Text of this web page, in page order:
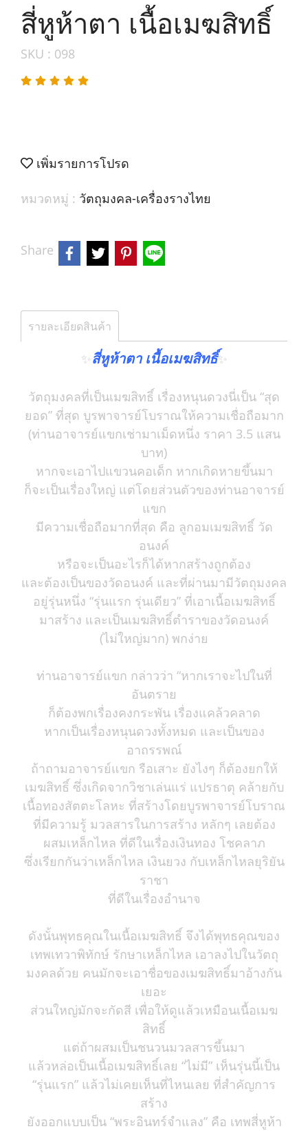
สี่หูห้าตา เนื้อเมฆสิทธิ์
SKU : 098
เพิ่มรายการโปรด
หมวดหมู่ : วัตถุมงคล-เครื่องรางไทย
Share
รายละเอียดสินค้า
✨สี่หูห้าตา เนื้อเมฆสิทธิ์✨
วัตถุมงคลที่เป็นเมฆสิทธิ์ เรื่องหนุนดวงนี่เป็น “สุด
ยอด” ที่สุด บูรพาจารย์โบราณให้ความเชื่อถือมาก
(ท่านอาจารย์แขกเช่ามาเม็ดหนึ่ง ราคา 3.5 แสน
บาท)
หากจะเอาไปแขวนคอเด็ก หากเกิดหายขึ้นมา
ก็จะเป็นเรื่องใหญ่ แต่โดยส่วนตัวของท่านอาจารย์
แขก
มีความเชื่อถือมากที่สุด คือ ลูกอมเมฆสิทธิ์ วัด
อนงค์
หรือจะเป็นอะไรก็ได้หากสร้างถูกต้อง
และต้องเป็นของวัดอนงค์ และที่ผ่านมามีวัตถุมงคล
อยู่รุ่นหนึ่ง “รุ่นแรก รุ่นเดียว” ที่เอาเนื้อเมฆสิทธิ์
มาสร้าง และเป็นเมฆสิทธิ์ตำราของวัดอนงค์
(ไม่ใหญ่มาก) พกง่าย
ท่านอาจารย์แขก กล่าวว่า “หากเราจะไปในที่
อันตราย
ก็ต้องพกเรื่องคงกระพัน เรื่องแคล้วคลาด
หากเป็นเรื่องหนุนดวงทั้งหมด และเป็นของ
อาถรรพณ์
ถ้าถามอาจารย์แขก รือเสาะ ยังไงๆ ก็ต้องยกให้
เมฆสิทธิ์ ซึ่งเกิดจากวิชาเล่นแร่ แปรธาตุ คล้ายกับ
เนื้อทองสัตตะโลหะ ที่สร้างโดยบูรพาจารย์โบราณ
ที่มีความรู้ มวลสารในการสร้าง หลักๆ เลยต้อง
ผสมเหล็กไหล ที่ดีในเรื่องเงินทอง โชคลาภ
ซึ่งเรียกกันว่าเหล็กไหล เงินยวง กับเหล็กไหลยุริยัน
ราชา
ที่ดีในเรื่องอำนาจ
ดังนั้นพุทธคุณในเนื้อเมฆสิทธิ์ จึงได้พุทธคุณของ
เทพเทวาพิทักษ์ รักษาเหล็กไหล เอาลงไปในวัตถุ
มงคลด้วย คนมักจะเอาชื่อของเมฆสิทธิ์มาอ้างกัน
เยอะ
ส่วนใหญ่มักจะกัดสี เพื่อให้ดูแล้วเหมือนเนื้อเมฆ
สิทธิ์
แต่ถ้าผสมเป็นชนวนมวลสารขึ้นมา
แล้วหล่อเป็นเนื้อเมฆสิทธิ์เลย “ไม่มี” เห็นรุ่นนี้เป็น
“รุ่นแรก” แล้วไม่เคยเห็นที่ไหนเลย ที่สำคัญการ
สร้าง
ยังออกแบบเป็น “พระอินทร์จำแลง” คือ เทพสี่หูห้า